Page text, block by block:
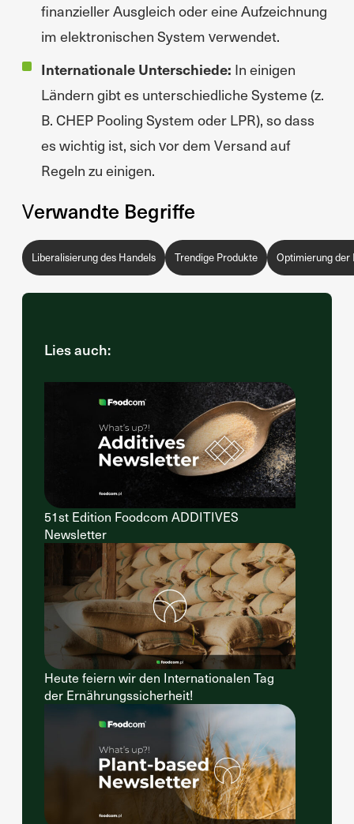
finanzieller Ausgleich oder eine Aufzeichnung
im elektronischen System verwendet.
Internationale Unterschiede: In einigen
Ländern gibt es unterschiedliche Systeme (z.
B. CHEP Pooling System oder LPR), so dass
es wichtig ist, sich vor dem Versand auf
Regeln zu einigen.
Verwandte Begriffe
Liberalisierung des Handels Trendige Produkte Optimierung der
Lies auch:
51st Edition Foodcom ADDITIVES
Newsletter
Heute feiern wir den Internationalen Tag
der Ernährungssicherheit!